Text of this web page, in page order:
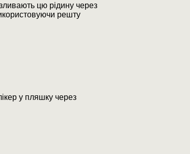
цю рідину через
решту
у пляшку через